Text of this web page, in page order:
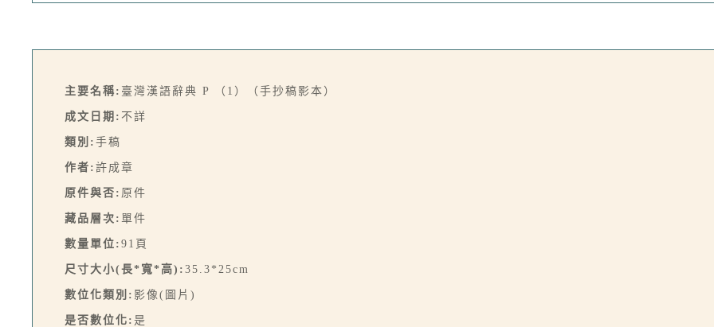
主要名稱: 臺灣漢語辭典 P （1）（手抄稿影本）
成文日期: 不詳
類別: 手稿
作者: 許成章
原件與否: 原件
藏品層次: 單件
數量單位: 91頁
尺寸大小(長*寬*高): 35.3*25cm
數位化類別: 影像(圖片)
是否數位化: 是